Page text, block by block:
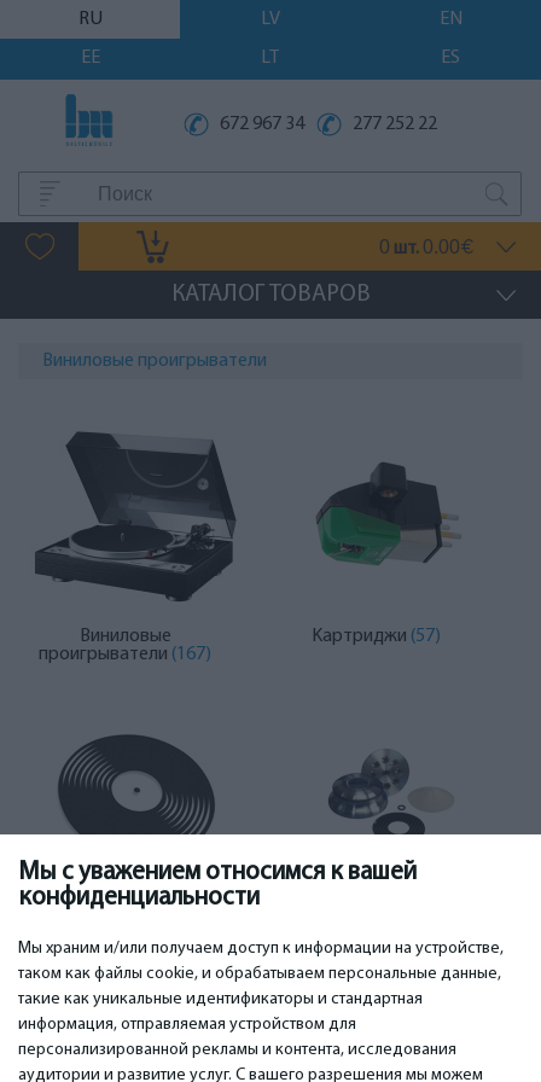
Мы с уважением относимся к вашей
конфиденциальности
Мы храним и/или получаем доступ к информации на устройстве,
таком как файлы cookie, и обрабатываем персональные данные,
такие как уникальные идентификаторы и стандартная
информация, отправляемая устройством для
персонализированной рекламы и контента, исследования
аудитории и развитие услуг. С вашего разрешения мы можем
RU LV
EN
EE
LT ES
672 967 34 277 252 22
0 шт. 0.00€
КАТАЛОГ ТОВАРОВ
Виниловые проигрыватели
Виниловые
проигрыватели (167)
Kартриджи (57)
ВАЖНОЕ КОНТАКТЫ